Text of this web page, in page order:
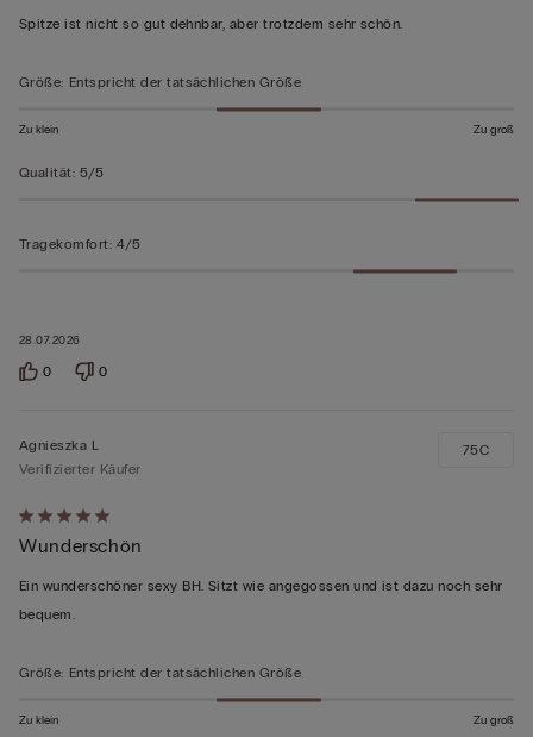
von
bewertet
28.07.2026
Spitze ist nicht so gut dehnbar, aber trotzdem sehr schön.
Größe: Entspricht der tatsächlichen Größe
Zu klein Zu groß
Qualität: 5/5
Tragekomfort: 4/5
0 0
Mit
5
von
5
Agnieszka L
Verifizierter Käufer
Wunderschön
Ein wunderschöner sexy BH. Sitzt wie angegossen und ist dazu noch sehr
bequem.
75C
Größe: Entspricht der tatsächlichen Größe
Zu klein Zu groß